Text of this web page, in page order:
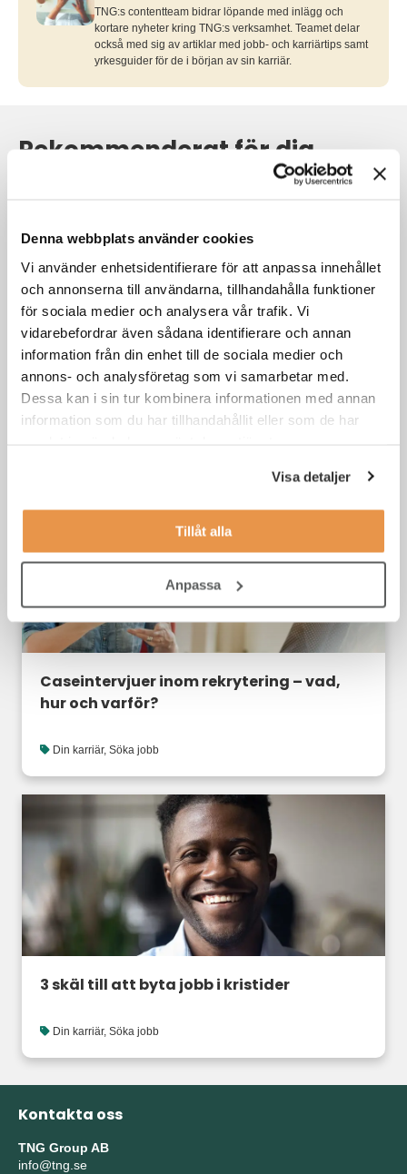
Denna webbplats använder cookies
Vi använder enhetsidentifierare för att anpassa innehållet
och annonserna till användarna, tillhandahålla funktioner
för sociala medier och analysera vår trafik. Vi
vidarebefordrar även sådana identifierare och annan
information från din enhet till de sociala medier och
annons- och analysföretag som vi samarbetar med.
Dessa kan i sin tur kombinera informationen med annan
information som du har tillhandahållit eller som de har
Visa detaljer
Tillåt alla
Anpassa
TNG:s contentteam bidrar löpande med inlägg och
kortare nyheter kring TNG:s verksamhet. Teamet delar
också med sig av artiklar med jobb- och karriärtips samt
yrkesguider för de i början av sin karriär.
Rekommenderat för dig
Itaab hittade sin nästa VD – ett år av
höga krav och rätt beslut
Caseintervjuer inom rekrytering – vad,
hur och varför?
Din karriär, Söka jobb
3 skäl till att byta jobb i kristider
Din karriär, Söka jobb
Kontakta oss
TNG Group AB
info@tng.se